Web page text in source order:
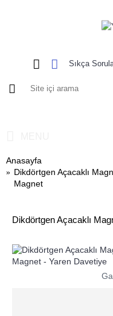
Sıkça
Anasayfa
Dikdörtgen Açacaklı
Magnet